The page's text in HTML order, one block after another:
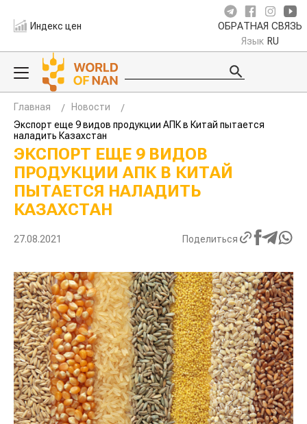
Индекс цен ОБРАТНАЯ СВЯЗЬ
Язык RU
Главная
Новости
Экспорт еще 9 видов продукции АПК в Китай пытается
наладить Казахстан
ЭКСПОРТ ЕЩЕ 9 ВИДОВ
ПРОДУКЦИИ АПК В КИТАЙ
ПЫТАЕТСЯ НАЛАДИТЬ
КАЗАХСТАН
27.08.2021 Поделиться